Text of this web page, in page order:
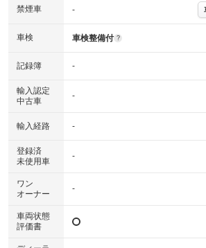
※グー故障診断書はあくまでも実施時点での診断
わたり車両状態を担保するものではありませんの
禁煙車 -
車検 車検整備付 ?
記録簿 -
輸入認定
中古車
-
輸入経路 -
登録済
未使用車
-
ワン
オーナー
-
車両状態
評価書